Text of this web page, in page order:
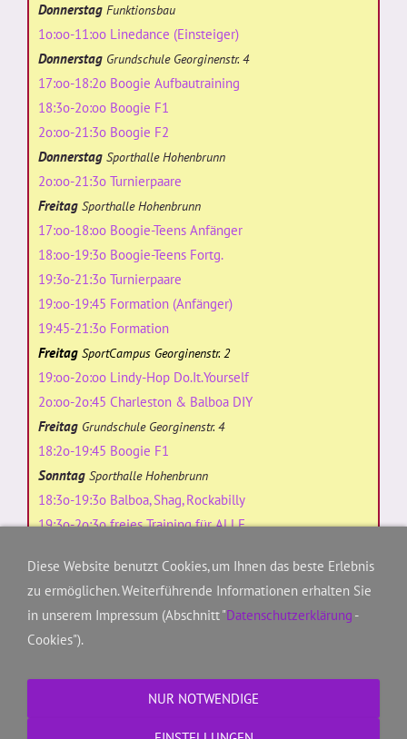
Donnerstag Funktionsbau
1o:oo-11:oo Linedance (Einsteiger)
Donnerstag Grundschule Georginenstr. 4
17:oo-18:2o Boogie Aufbautraining
18:3o-2o:oo Boogie F1
2o:oo-21:3o Boogie F2
Donnerstag Sporthalle Hohenbrunn
2o:oo-21:3o Turnierpaare
Freitag Sporthalle Hohenbrunn
17:oo-18:oo Boogie-Teens Anfänger
18:oo-19:3o Boogie-Teens Fortg.
19:3o-21:3o Turnierpaare
19:oo-19:45 Formation (Anfänger)
19:45-21:3o Formation
Freitag SportCampus Georginenstr. 2
19:oo-2o:oo Lindy-Hop Do.It.Yourself
2o:oo-2o:45 Charleston & Balboa DIY
Freitag Grundschule Georginenstr. 4
18:2o-19:45 Boogie F1
Sonntag Sporthalle Hohenbrunn
18:3o-19:3o Balboa, Shag, Rockabilly
19:3o-2o:3o freies Training für ALLE
Kontakt/Ansprechpartner
Informationsblatt & Änderungsmitteilung
Diese Website benutzt Cookies, um Ihnen das beste Erlebnis
zu ermöglichen. Weiterführende Informationen erhalten Sie
in unserem Impressum (Abschnitt "Datenschutzerklärung -
Cookies").
NUR NOTWENDIGE